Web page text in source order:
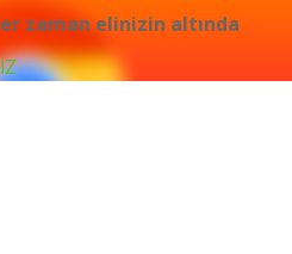
zaman elinizin altında